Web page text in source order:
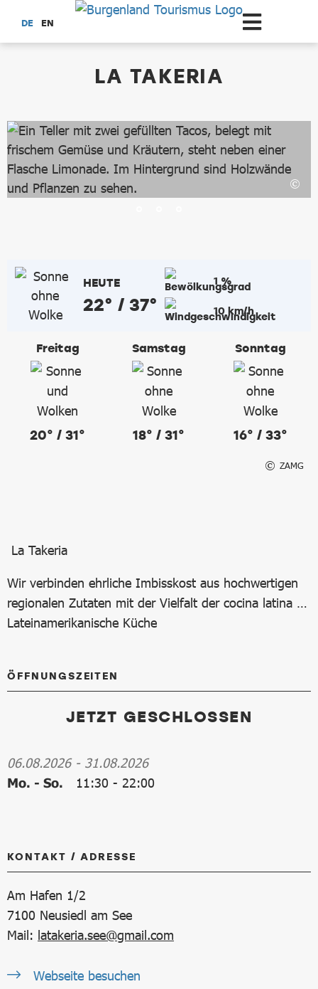
Zum Hauptinhalt springen
DE EN
LA TAKERIA
HEUTE
22° / 37°
1 %
10 km/h
Freitag
20° / 31°
Samstag
18° / 31°
Sonntag
16° / 33°
ZAMG
La Takeria
Wir verbinden ehrliche Imbisskost aus hochwertigen
regionalen Zutaten mit der Vielfalt der cocina latina …
Lateinamerikanische Küche
ÖFFNUNGSZEITEN
JETZT GESCHLOSSEN
06.08.2026- 31.08.2026
Mo. - So.
11:30 - 22:00
KONTAKT / ADRESSE
Am Hafen 1/2
7100 Neusiedl am See
Mail: latakeria.see@gmail.com
Webseite besuchen